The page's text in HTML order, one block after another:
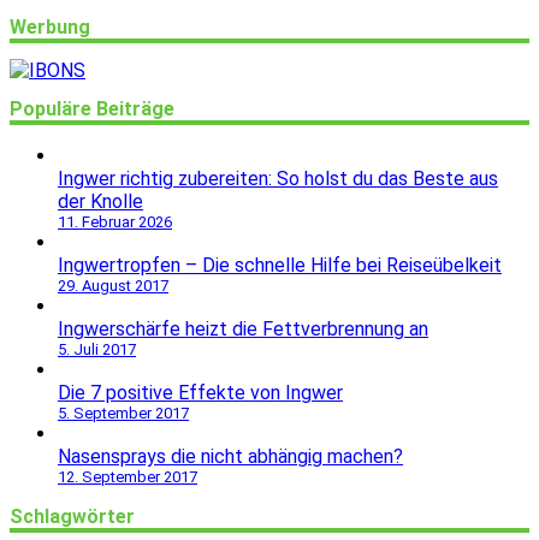
Werbung
Populäre Beiträge
Ingwer richtig zubereiten: So holst du das Beste aus
der Knolle
11. Februar 2026
Ingwertropfen – Die schnelle Hilfe bei Reiseübelkeit
29. August 2017
Ingwerschärfe heizt die Fettverbrennung an
5. Juli 2017
Die 7 positive Effekte von Ingwer
5. September 2017
Nasensprays die nicht abhängig machen?
12. September 2017
Schlagwörter